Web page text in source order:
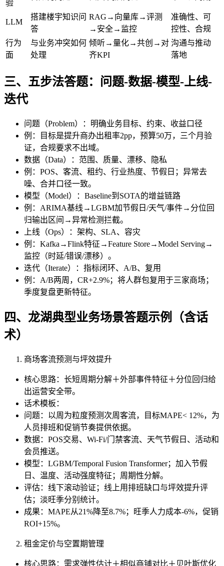
验
LLM
搭建楼宇知识问
答
RAG→向量库→评测
→安全→监控
准确性、可
控性、合规
行为
面
与业务冲突如何
处理
倾听→量化→共创→对
齐KPI
沟通与推动
落地
三、五步法答题：问题-数据-模型-上线-
迭代
问题（Problem）：明确业务目标、约束、收益口径
例：目标是提升商办出租率2pp，预算50万，三个月验
证，合规要求不出域。
数据（Data）：范围、质量、漂移、隐私
例：POS、客流、租约、行业热度、节假日；异常去
噪、合并口径一致。
模型（Model）：Baseline到SOTA的增益链路
例：ARIMA基线→LGBM加节假日/天气/事件→分位回
归输出区间→异常检测拦截。
上线（Ops）：架构、SLA、容灾
例：Kafka→Flink特征→Feature Store→Model Serving→
监控（时延/错误/漂移）。
迭代（Iterate）：指标闭环、A/B、复用
例：A/B两周，CR+2.9%；将人群包复用于三家商场；
季度复盘更新特征。
四、龙湖典型业务场景答题示例（含话
术）
商场客流预测与坪效提升
核心思路：长短周期分解＋外部事件特征＋分位回归给
出运营安全带。
话术模板：
问题：以周为粒度预测次周客流，目标MAPE< 12%，为
人员排班和促销节奏提供依据。
数据：POS交易、Wi-Fi/门禁客流、天气节假日、活动和
会员推送。
模型：LGBM/Temporal Fusion Transformer；加入节假
日、温度、活动强度特征；周期性分解。
评估：线下滚动验证；线上用排班缺口与坪效提升评
估；淡旺季分别统计。
成果：MAPE从21%降至8.7%；旺季人力成本-6%，促销
ROI+15%。
租金定价与空置期管理
核心思路：需求弹性估计＋相似商铺对比＋贝叶斯优化